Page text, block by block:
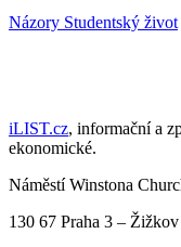
Názory Studentský život
iLIST.cz, informační a
ekonomické.
Náměstí Winstona
130 67 Praha 3 – Žižkov